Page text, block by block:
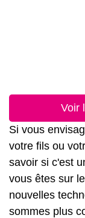
Voir
Si vous
votre fils ou
savoir si c'est
vous êtes sur
nouvelles
sommes plus